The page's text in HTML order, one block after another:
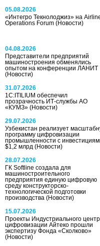
05.08.2026
«Интегро Текнолоджиз» на
Operations Forum (Новости)
04.08.2026
Представители предприятий
машиностроения обменялись
опытом на конференции ЛАНИТ
(Новости)
31.07.2026
1С:ITILIUM обеспечил
прозрачность ИТ-службы АО
«КУМЗ» (Новости)
29.07.2026
Узбекистан реализует
программу цифровизации
промышленности с
$1,2 млрд (Новости)
28.07.2026
ГК Softline создала для
машиностроительного
предприятия единую цифровую
среду конструкторско-
технологической подготовки
производства (Новости)
15.07.2026
Проекты Индустриального
цифровизации Айтеко прошли
экспертизу Фонда «Сколково»
(Новости)